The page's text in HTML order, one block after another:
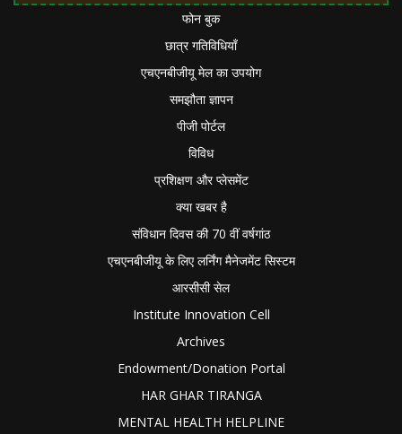
फोन बुक
छात्र गतिविधियाँ
एचएनबीजीयू मेल का उपयोग
समझौता ज्ञापन
पीजी पोर्टल
विविध
प्रशिक्षण और प्लेसमेंट
क्या खबर है
संविधान दिवस की 70 वीं वर्षगांठ
एचएनबीजीयू के लिए लर्निंग मैनेजमेंट सिस्टम
आरसीसी सेल
Institute Innovation Cell
Archives
Endowment/Donation Portal
HAR GHAR TIRANGA
MENTAL HEALTH HELPLINE